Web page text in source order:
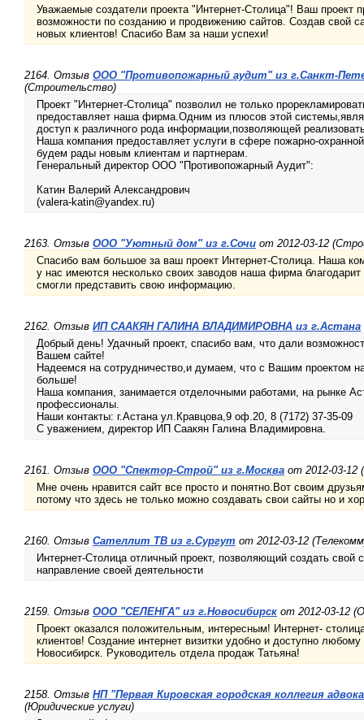
Уважаемые создатели проекта "Интернет-Столица"! Ваш проект
возможности по созданию и продвижению сайтов. Создав свой
новых клиентов! Спасибо Вам за наши успехи!
2164. Отзыв ООО "Противопожарный аудит" из г.Санкт-
(Строительство)
Проект "Интернет-Столица" позволил не только
предоставляет наша фирма.Одним из плюсов этой
доступ к различного рода информации,позволяющей
Наша компания предоставляет услуги в сфере пожарно-
будем рады новым клиентам и партнерам.
Генеральный директор ООО "Противопожарный Аудит":
Катин Валерий Александрович
(valera-katin@yandex.ru)
2163. Отзыв ООО "Уютный дом" из г.Сочи от 2012-03-12
Спасибо вам большое за ваш проект Интернет-Столица. Наша
у нас имеются несколько своих заводов наша фирма
смогли представить свою информацию.
2162. Отзыв ИП СААКЯН ГАЛИНА ВЛАДИМИРОВНА из г.Астана
Добрый день! Удачный проект, спасибо вам, что дали
Вашем сайте!
Надеемся на сотрудничество,и думаем, что с Вашим проектом
больше!
Наша компания, занимается отделочными работами, на рынке
профессионалы.
Наши контакты: г.Астана ул.Кравцова,9 оф.20, 8 (7172) 37-35-09
С уважением, директор ИП Саакян Галина Владимировна.
2161. Отзыв ООО "Спектор-Строй" из г.Москва от 2012-03-
Мне очень нравится сайт все просто и понятно.Вот своим
потому что здесь не только можно создавать свои сайты но и
2160. Отзыв Сателлит ТВ из г.Сургут от 2012-03-12
Интернет-Столица отличный проект, позволяющий создать свой
направление своей деятельности
2159. Отзыв ООО "СЕЛЕНГА" из г.Новосибирск от 2012-03-12
Проект оказался положительным, интересным! Интернет-
клиентов! Создание интернет визитки удобно и доступно
Новосибирск. Руководитель отдела продаж Татьяна!
2158. Отзыв НП "Первая Кировская городская коллегия
(Юридические услуги)